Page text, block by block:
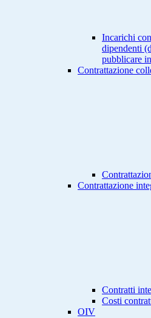
Incarichi
dipendenti
pubblicare
Contrattazione
Contrattazione
Contratti
Costi
OIV